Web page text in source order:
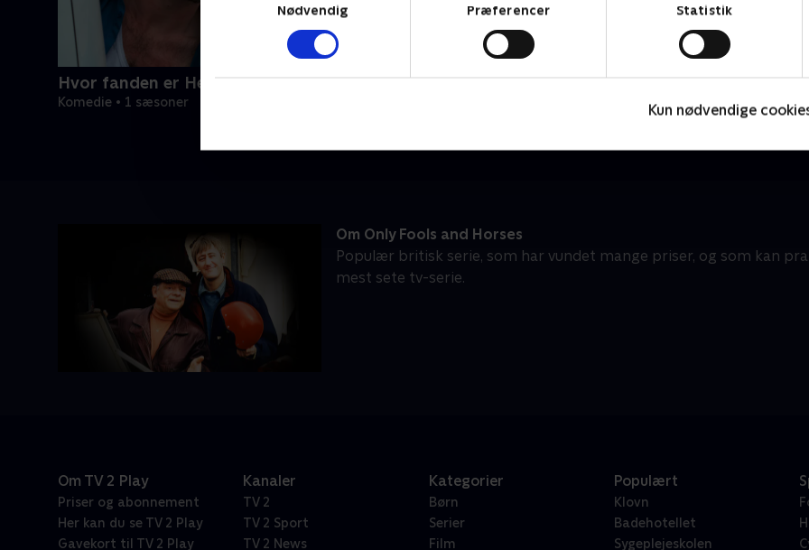
Nødvendig
Præferencer Statistik
Kun nødvendige
Hvor fanden er Herning?
Komedie • 1 sæsoner
Om Only Fools and Horses
Populær britisk serie, som har vundet mange priser, og som kan
mest sete tv-serie.
Om TV 2 Play
Priser og abonnement
Her kan du se TV 2 Play
Gavekort til TV 2 Play
Kanaler
TV 2
TV 2 Sport
TV 2 News
Kategorier
Børn
Serier
Film
Populært
Klovn
Badehotellet
Sygeplejeskolen